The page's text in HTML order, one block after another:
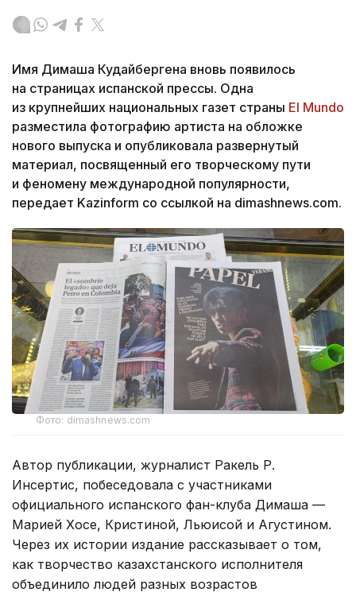
Имя Димаша Кудайбергена вновь появилось
на страницах испанской прессы. Одна
из крупнейших национальных газет страны El Mundo
разместила фотографию артиста на обложке
нового выпуска и опубликовала развернутый
материал, посвященный его творческому пути
и феномену международной популярности,
передает Kazinform со ссылкой на dimashnews.com.
Фото: dimashnews.com
Автор публикации, журналист Ракель Р.
Инсертис, побеседовала с участниками
официального испанского фан-клуба Димаша —
Марией Хосе, Кристиной, Льюисой и Агустином.
Через их истории издание рассказывает о том,
как творчество казахстанского исполнителя
объединило людей разных возрастов